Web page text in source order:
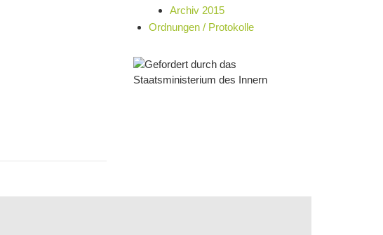
Archiv 2015
Ordnungen / Protokolle